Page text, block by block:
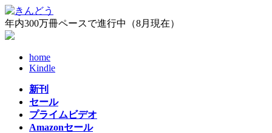
コ
ン
テ
ナ
ビ
ゲ
年内300万冊ペースで進行中（8月現在）
home
Kindle
新刊
セール
プライムビデオ
Amazonセール